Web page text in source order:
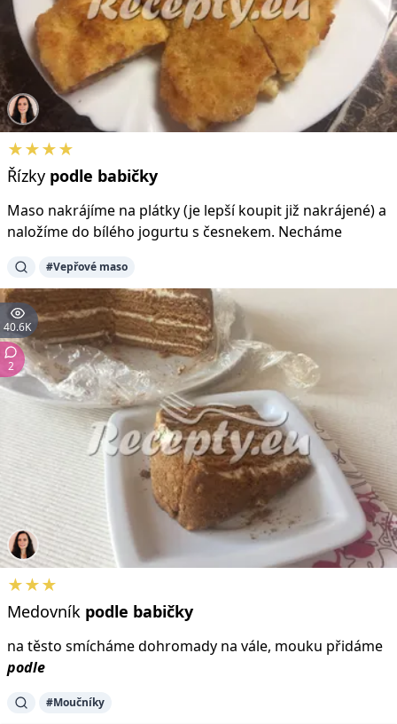
★★★★
Řízky podle babičky
Maso nakrájíme na plátky (je lepší koupit již nakrájené) a
naložíme do bílého jogurtu s česnekem. Necháme
#Vepřové maso
40.6K
2
★★★
Medovník podle babičky
na těsto smícháme dohromady na vále, mouku přidáme
podle
#Moučníky